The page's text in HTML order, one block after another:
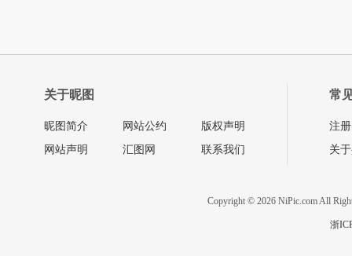
关于昵图
昵图简介
网站声明
网站公约
汇图网
版权声明
联系我们
常
注册
关
Copyright © 2026 NiPic.com All
浙